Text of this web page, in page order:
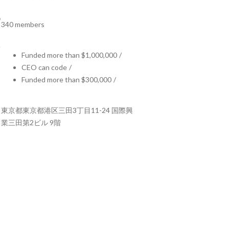
340 members
Funded more than $1,000,000 /
CEO can code /
Funded more than $300,000 /
東京都東京都港区三田3丁目11-24 国際興
業三田第2ビル 9階